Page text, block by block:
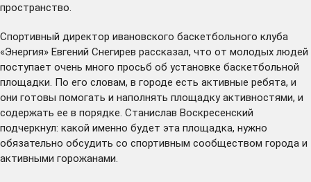
пространство.
Спортивный директор ивановского баскетбольного клуба
«Энергия» Евгений Снегирев рассказал, что от молодых людей
поступает очень много просьб об установке баскетбольной
площадки. По его словам, в городе есть активные ребята, и
они готовы помогать и наполнять площадку активностями, и
содержать ее в порядке. Станислав Воскресенский
подчеркнул: какой именно будет эта площадка, нужно
обязательно обсудить со спортивным сообществом города и
активными горожанами.